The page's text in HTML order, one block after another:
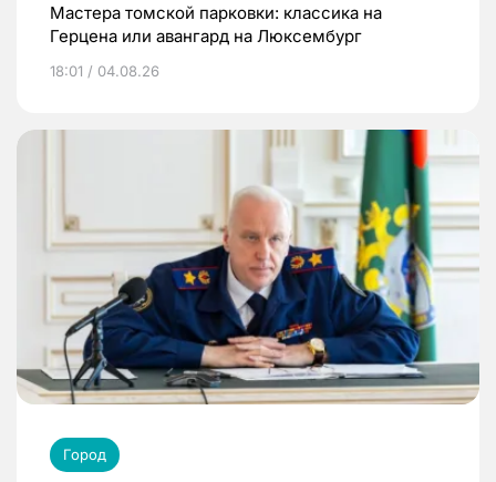
Мастера томской парковки: классика на
Герцена или авангард на Люксембург
18:01 / 04.08.26
Город